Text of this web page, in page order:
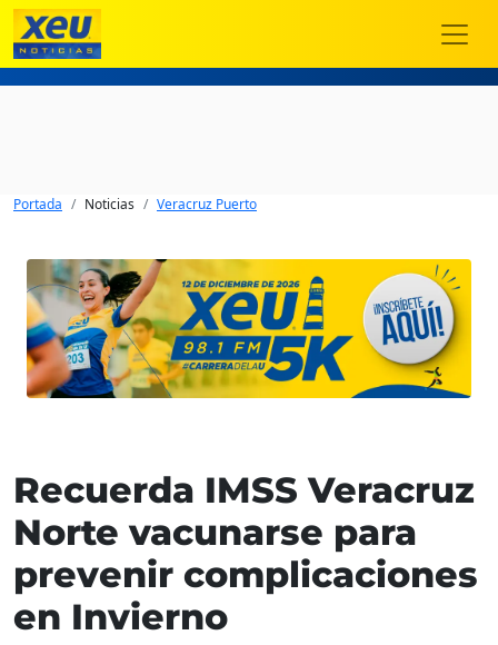
Portada Noticias Veracruz Puerto
Recuerda IMSS Veracruz
Norte vacunarse para
prevenir complicaciones
en Invierno